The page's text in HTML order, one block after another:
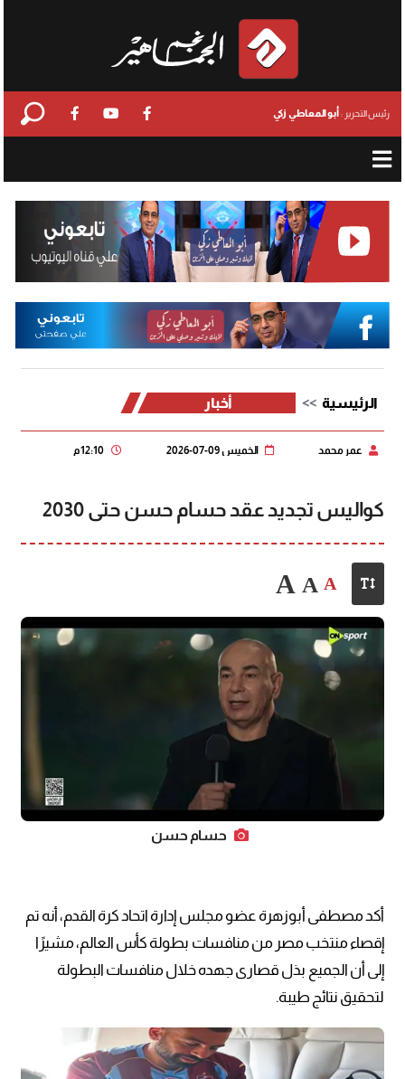
رئيس التحرير : أبو المعاطي زكي
الرئيسية أخبار
عمر محمد الخميس 09-07-2026 12:10 م
كواليس تجديد عقد حسام حسن حتى 2030
A
A
A
حسام حسن
أكد مصطفى أبوزهرة عضو مجلس إدارة اتحاد كرة القدم، أنه تم
إقصاء منتخب مصر من منافسات بطولة كأس العالم، مشيرًا
إلى أن الجميع بذل قصارى جهده خلال منافسات البطولة
لتحقيق نتائج طيبة.